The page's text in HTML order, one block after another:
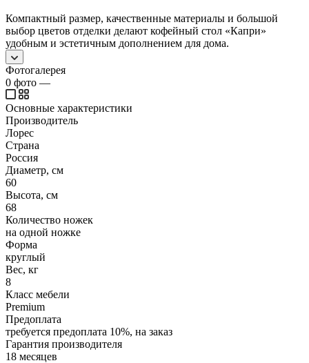
Компактный размер, качественные материалы и большой
выбор цветов отделки делают кофейный стол «Капри»
удобным и эстетичным дополнением для дома.
Фотогалерея
0 фото —
Основные характеристики
Производитель
Лорес
Страна
Россия
Диаметр, см
60
Высота, см
68
Количество ножек
на одной ножке
Форма
круглый
Вес, кг
8
Класс мебели
Premium
Предоплата
требуется предоплата 10%, на заказ
Гарантия производителя
18 месяцев